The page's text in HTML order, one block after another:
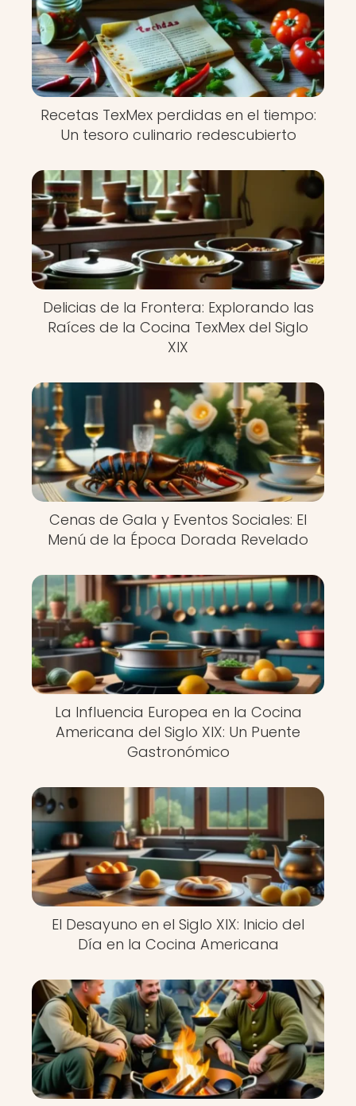
Recetas TexMex perdidas en el tiempo:
Un tesoro culinario redescubierto
Delicias de la Frontera: Explorando las
Raíces de la Cocina TexMex del Siglo
XIX
Cenas de Gala y Eventos Sociales: El
Menú de la Época Dorada Revelado
La Influencia Europea en la Cocina
Americana del Siglo XIX: Un Puente
Gastronómico
El Desayuno en el Siglo XIX: Inicio del
Día en la Cocina Americana